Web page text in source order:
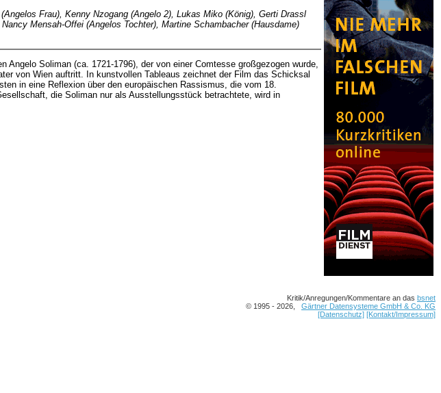
Frau), Kenny Nzogang (Angelo 2), Lukas Miko (König), Gerti Drassl
Mensah-Offei (Angelos Tochter), Martine Schambacher (Hausdame)
Soliman (ca. 1721-1796), der von einer Comtesse großgezogen wurde,
von Wien auftritt. In kunstvollen Tableaus zeichnet der Film das Schicksal
in eine Reflexion über den europäischen Rassismus, die vom 18.
die Soliman nur als Ausstellungsstück betrachtete, wird in
Kritik/Anregungen/Kommentare an das bsnet
© 1995 - 2026, Gärtner Datensysteme GmbH & Co. KG
[Datenschutz] [Kontakt/Impressum]